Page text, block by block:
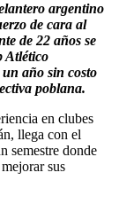
argentino
de cara al
de 22 años se
Atlético
año sin costo
poblana.
en clubes
llega con el
semestre donde
sus